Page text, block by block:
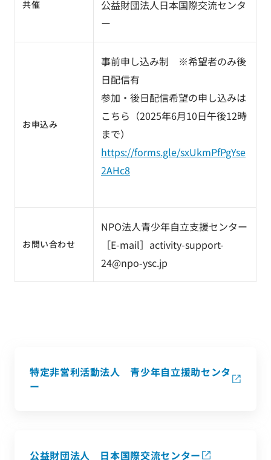
共催
公益財団法人日本国際交流センタ
ー
お申込み
事前申し込み制 ※希望者のみ後
日配信有
参加・後日配信希望の申し込みは
こちら（2025年6月10日午後12時
まで）
https://forms.gle/sxUkmPfPgYse
2AHc8
お問い合わせ
NPO法人青少年自立支援センター
［E-mail］activity-support-
24@npo-ysc.jp
特定非営利活動法人 青少年自立援助センタ
ー
公益財団法人 日本国際交流センター